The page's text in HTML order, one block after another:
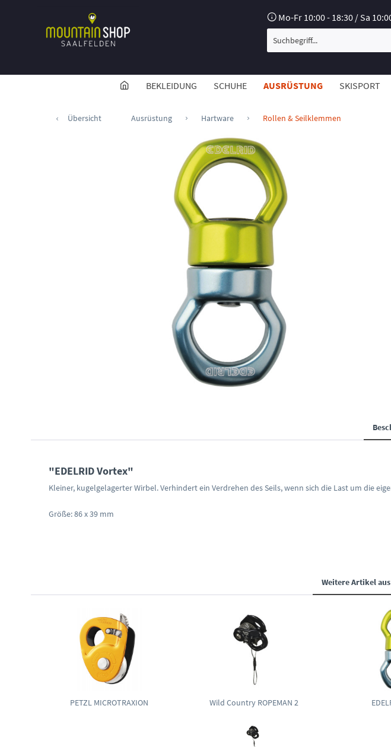
Mo-Fr 10:00 - 18:30 / Sa
BEKLEIDUNG SCHUHE AUSRÜSTUNG SKISPORT
Übersicht Ausrüstung Hartware Rollen & Seilklemmen
"EDELRID Vortex"
Kleiner, kugelgelagerter Wirbel. Verhindert ein Verdrehen des Seils, wenn sich die Last um die
Größe: 86 x 39 mm
Weitere Artikel aus
PETZL MICROTRAXION Wild Country ROPEMAN 2